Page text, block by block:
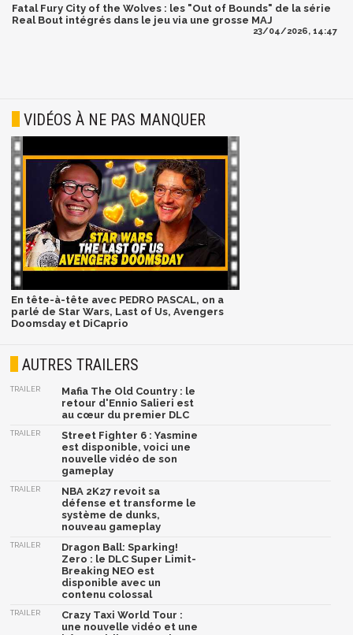
Fatal Fury City of the Wolves : les "Out of Bounds" de la série
Real Bout intégrés dans le jeu via une grosse MAJ
23/04/2026, 14:47
VIDÉOS À NE PAS MANQUER
En tête-à-tête avec PEDRO PASCAL, on a
parlé de Star Wars, Last of Us, Avengers
Doomsday et DiCaprio
AUTRES TRAILERS
TRAILER
Mafia The Old Country : le
retour d'Ennio Salieri est
au cœur du premier DLC
TRAILER
Street Fighter 6 : Yasmine
est disponible, voici une
nouvelle vidéo de son
gameplay
TRAILER
NBA 2K27 revoit sa
défense et transforme le
système de dunks,
nouveau gameplay
TRAILER
Dragon Ball: Sparking!
Zero : le DLC Super Limit-
Breaking NEO est
disponible avec un
contenu colossal
TRAILER
Crazy Taxi World Tour :
une nouvelle vidéo et une